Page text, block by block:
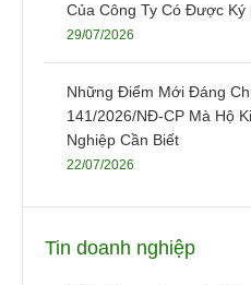
Của Công Ty Có Được
29/07/2026
Những Điểm Mới Đáng
141/2026/NĐ-CP Mà Hộ
Nghiệp Cần Biết
22/07/2026
Tin doanh nghiệp